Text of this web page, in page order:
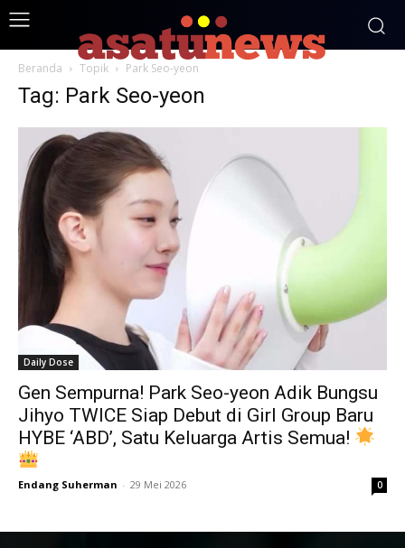
Beranda Topik Park Seo-yeon
Tag: Park Seo-yeon
Daily Dose
Gen Sempurna! Park Seo-yeon Adik Bungsu
Jihyo TWICE Siap Debut di Girl Group Baru
HYBE ‘ABD’, Satu Keluarga Artis Semua!
Endang Suherman - 29 Mei 2026 0